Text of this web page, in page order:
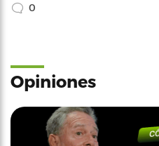
0
Opiniones